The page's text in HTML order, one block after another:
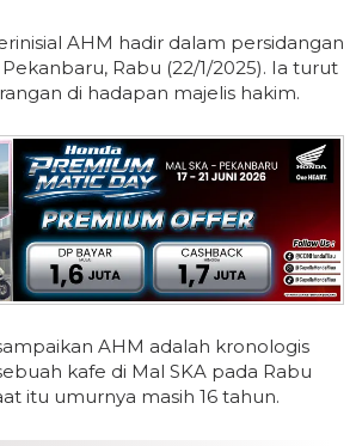
AHM hadir dalam persidangan
Rabu (22/1/2025). Ia turut
di hadapan majelis hakim.
AHM adalah kronologis
kafe di Mal SKA pada Rabu
itu umurnya masih 16 tahun.